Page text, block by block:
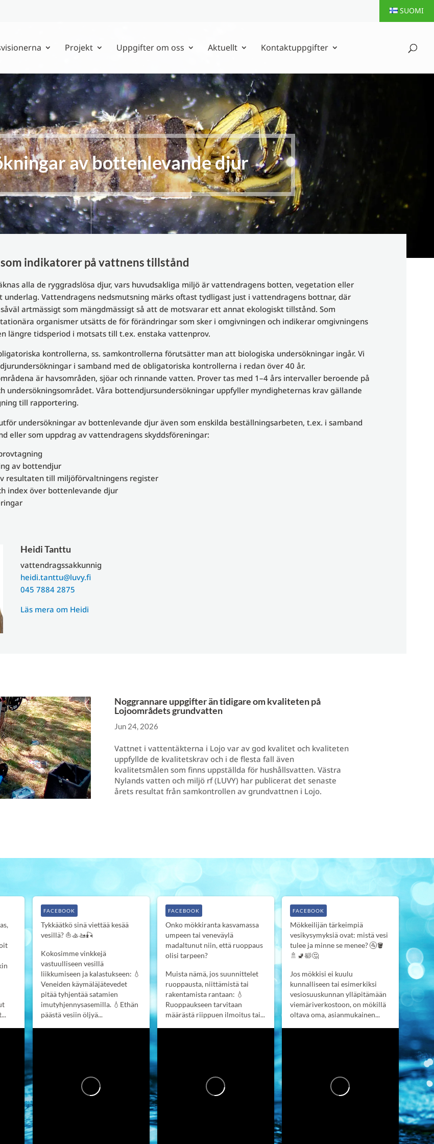
SUOMI
Projekt Uppgifter om oss Aktuellt Kontaktuppgifter
av bottenlevande djur
indikatorer på vattnens tillstånd
alla de ryggradslösa djur, vars huvudsakliga miljö är vattendragens botten, vegetation eller
underlag. Vattendragens nedsmutsning märks oftast tydligast just i vattendragens bottnar, där
artmässigt som mängdmässigt så att de motsvarar ett annat ekologiskt tillstånd. Som
organismer utsätts de för förändringar som sker i omgivningen och indikerar omgivningens
längre tidsperiod i motsats till t.ex. enstaka vattenprov.
kontrollerna, ss. samkontrollerna förutsätter man att biologiska undersökningar ingår. Vi
i samband med de obligatoriska kontrollerna i redan över 40 år.
är havsområden, sjöar och rinnande vatten. Prover tas med 1–4 års intervaller beroende på
undersökningsområdet. Våra bottendjursundersökningar uppfyller myndigheternas krav gällande
till rapportering.
undersökningar av bottenlevande djur även som enskilda beställningsarbeten, t.ex. i samband
eller som uppdrag av vattendragens skyddsföreningar:
av bottendjur
resultaten till miljöförvaltningens register
index över bottenlevande djur
Heidi Tanttu
vattendragssakkunnig
heidi.tanttu@luvy.fi
045 7884 2875
Läs mera om Heidi
Noggrannare uppgifter än tidigare om kvaliteten på
Lojoområdets grundvatten
Jun 24, 2026
Vattnet i vattentäkterna i Lojo var av god kvalitet och kvaliteten
uppfyllde de kvalitetskrav och i de flesta fall även
kvalitetsmålen som finns uppställda för hushållsvatten. Västra
Nylands vatten och miljö rf (LUVY) har publicerat det senaste
årets resultat från samkontrollen av grundvattnen i Lojo.
Tykkäätkö sinä viettää kesää
vesillä? ⛵️🚣‍🚤🎣
Kokosimme vinkkejä
vastuulliseen vesillä
liikkumiseen ja kalastukseen: 💧
Veneiden käymäläjätevedet
pitää tyhjentää satamien
imutyhjennysasemilla. 💧Ethän
päästä vesiin öljyä...
FACEBOOK
Onko mökkiranta kasvamassa
umpeen tai veneväylä
madaltunut niin, että ruoppaus
olisi tarpeen?
Muista nämä, jos suunnittelet
ruoppausta, niittämistä tai
rakentamista rantaan: 💧
Ruoppaukseen tarvitaan
määrästä riippuen ilmoitus tai...
FACEBOOK
Mökkeilijän tärkeimpiä
vesikysymyksiä ovat: mistä vesi
tulee ja minne se menee? 🚰🪣
🚿🚽🛀🤔
Jos mökkisi ei kuulu
kunnalliseen tai esimerkiksi
vesiosuuskunnan ylläpitämään
viemäriverkostoon, on mökillä
oltava oma, asianmukainen...
FACEBOOK